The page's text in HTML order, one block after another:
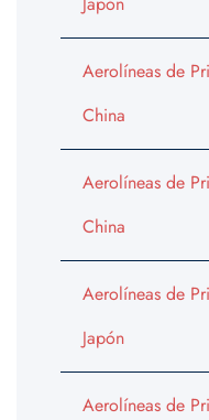
Aerolíneas de
China
Aerolíneas de
China
Aerolíneas de
Japón
Aerolíneas de